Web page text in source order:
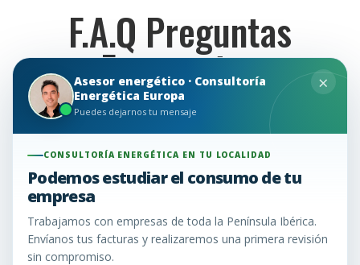
F.A.Q Preguntas
Frecuentes
En Consultoría Energética EU, entendemos que la
consultoría energética puede generar una serie
de dudas. Para aclararlas y brindarte la
información que necesitas, hemos recopilado las
preguntas más comunes que nuestros clientes
nos hacen. Aquí encontrarás respuestas claras y
concisas para ayudarte a tomar decisiones
informadas sobre la gestión de tu energía.
Asesor energético · Consultoría
Energética Europa
Puedes dejarnos tu mensaje
×
CONSULTORÍA ENERGÉTICA EN TU LOCALIDAD
Podemos estudiar el consumo de tu
empresa
Trabajamos con empresas de toda la Península Ibérica.
Envíanos tus facturas y realizaremos una primera revisión
sin compromiso.